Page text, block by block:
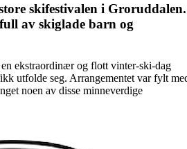
skifestivalen i Groruddalen.
av skiglade barn og
ekstraordinær og flott vinter-ski-dag
utfolde seg. Arrangementet var fylt
noen av disse minneverdige